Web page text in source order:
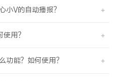
小V的自动播报？
用？
功能？如何使用？